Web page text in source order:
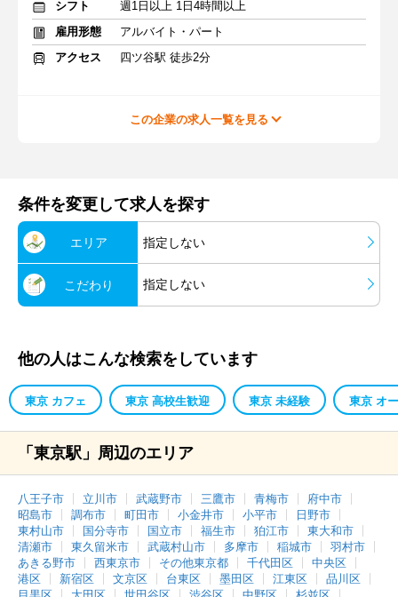
シフト
週1日以上 1日4時間以上
雇用形態
アルバイト・パート
アクセス
四ツ谷駅 徒歩2分
この企業の求人一覧を見る
条件を変更して求人を探す
エリア 指定しない
こだわり 指定しない
他の人はこんな検索をしています
東京 カフェ 東京 高校生歓迎 東京 未経験 東京 オ
「東京駅」周辺のエリア
八王子市 立川市 武蔵野市 三鷹市 青梅市
府中市
昭島市
調布市 町田市 小金井市 小平市
日野市
東村山市
国分寺市 国立市 福生市 狛江市
東大和市
清瀬市
東久留米市 武蔵村山市 多摩市 稲城市
羽村市
あきる野市
西東京市 その他東京都 千代田区
中央区
港区
新宿区 文京区 台東区 墨田区 江東区
品川区